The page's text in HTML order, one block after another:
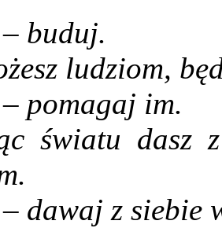
buduj.
ludziom,
pomagaj im.
światu dasz
dawaj z siebie